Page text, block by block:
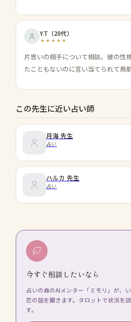
Y.T （20代）
片思いの相手について相談。彼の性
たこともないのに言い当てられて鳥肌
この先生に近い占い師
月海 先生
占い
ハルカ 先生
占い
今すぐ相談したいなら
占いの森のAIメンター「ミモリ」が、
恋の話を聞きます。タロットで状況を
す。